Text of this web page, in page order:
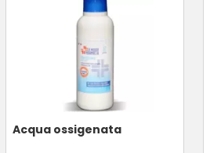
Acqua ossigenata